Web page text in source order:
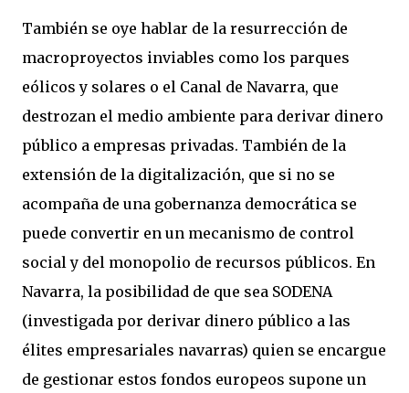
También se oye hablar de la resurrección de
macroproyectos inviables como los parques
eólicos y solares o el Canal de Navarra, que
destrozan el medio ambiente para derivar dinero
público a empresas privadas. También de la
extensión de la digitalización, que si no se
acompaña de una gobernanza democrática se
puede convertir en un mecanismo de control
social y del monopolio de recursos públicos. En
Navarra, la posibilidad de que sea SODENA
(investigada por derivar dinero público a las
élites empresariales navarras) quien se encargue
de gestionar estos fondos europeos supone un